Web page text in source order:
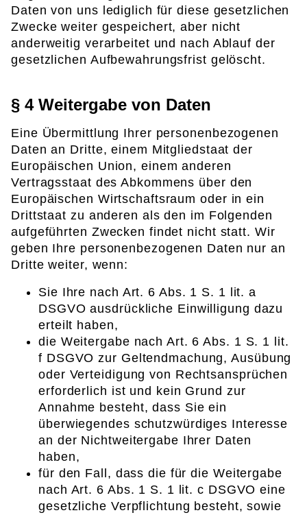
Daten von uns lediglich für diese gesetzlichen
Zwecke weiter gespeichert, aber nicht
anderweitig verarbeitet und nach Ablauf der
gesetzlichen Aufbewahrungsfrist gelöscht.
§ 4 Weitergabe von Daten
Eine Übermittlung Ihrer personenbezogenen
Daten an Dritte, einem Mitgliedstaat der
Europäischen Union, einem anderen
Vertragsstaat des Abkommens über den
Europäischen Wirtschaftsraum oder in ein
Drittstaat zu anderen als den im Folgenden
aufgeführten Zwecken findet nicht statt. Wir
geben Ihre personenbezogenen Daten nur an
Dritte weiter, wenn:
Sie Ihre nach Art. 6 Abs. 1 S. 1 lit. a
DSGVO ausdrückliche Einwilligung dazu
erteilt haben,
die Weitergabe nach Art. 6 Abs. 1 S. 1 lit.
f DSGVO zur Geltendmachung, Ausübung
oder Verteidigung von Rechtsansprüchen
erforderlich ist und kein Grund zur
Annahme besteht, dass Sie ein
überwiegendes schutzwürdiges Interesse
an der Nichtweitergabe Ihrer Daten
haben,
für den Fall, dass die für die Weitergabe
nach Art. 6 Abs. 1 S. 1 lit. c DSGVO eine
gesetzliche Verpflichtung besteht, sowie